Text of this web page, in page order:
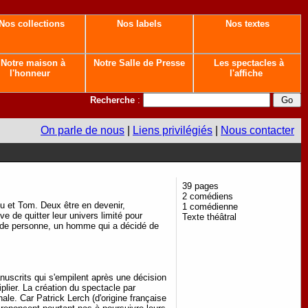
Nos collections Nos labels Nos textes
Notre maison à
l'honneur
Notre Salle de Presse
Les spectacles à
l'affiche
Recherche :
On parle de nous Liens privilégiés Nous contacter
et Tom. Deux être en devenir,
de quitter leur univers limité pour
personne, un homme qui a décidé de
qui s'empilent après une décision
La création du spectacle par
Car Patrick Lerch (d'origine française
39 pages
2 comédiens
1 comédienne
Texte théâtral